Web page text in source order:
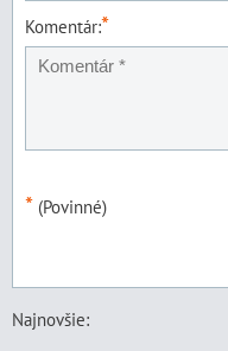
Komentár:*
* (Povinné)
Najnovšie: